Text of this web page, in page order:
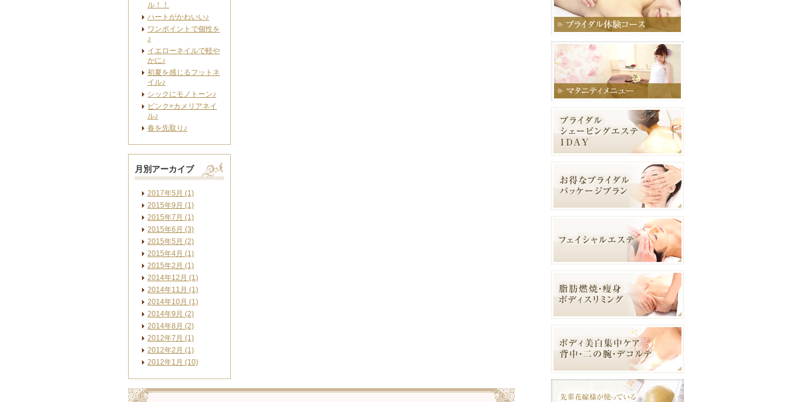
ル！！
ハートがかわいい♪
ワンポイントで個性を
♪
イエローネイルで軽や
かに♪
初夏を感じるフットネ
イル♪
シックにモノトーン♪
ピンク×カメリアネイ
ル♪
春を先取り♪
月別アーカイブ
2017年5月 (1)
2015年9月 (1)
2015年7月 (1)
2015年6月 (3)
2015年5月 (2)
2015年4月 (1)
2015年2月 (1)
2014年12月 (1)
2014年11月 (1)
2014年10月 (1)
2014年9月 (2)
2014年8月 (2)
2012年7月 (1)
2012年2月 (1)
2012年1月 (10)